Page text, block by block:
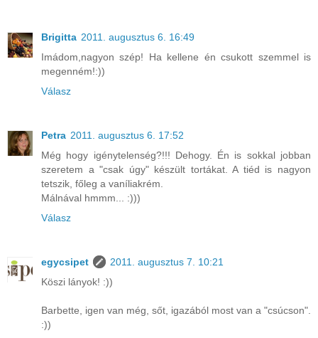
Brigitta 2011. augusztus 6. 16:49
Imádom,nagyon szép! Ha kellene én csukott szemmel is
megenném!:))
Válasz
Petra 2011. augusztus 6. 17:52
Még hogy igénytelenség?!!! Dehogy. Én is sokkal jobban
szeretem a "csak úgy" készült tortákat. A tiéd is nagyon
tetszik, főleg a vaníliakrém.
Málnával hmmm... :)))
Válasz
egycsipet
2011. augusztus 7. 10:21
Köszi lányok! :))
Barbette, igen van még, sőt, igazából most van a "csúcson".
:))